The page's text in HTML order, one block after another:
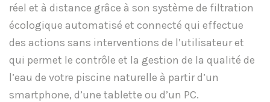
réel et à distance grâce à son système de filtration
écologique automatisé et connecté qui effectue
des actions sans interventions de l’utilisateur et
qui permet le contrôle et la gestion de la qualité de
l’eau de votre piscine naturelle à partir d’un
smartphone, d’une tablette ou d’un PC.